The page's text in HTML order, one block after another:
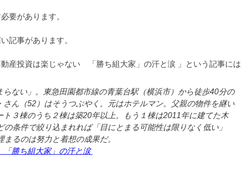
要があります。
記事があります。
産投資は楽じゃない 「勝ち組大家」の汗と涙 」という記事には
らない」。東急田園都市線の青葉台駅（横浜市）から徒歩40分の
ん（52）はそうつぶやく。元はホテルマン。父親の物件を継い
ト３棟のうち２棟は築20年以上。もう１棟は2011年に建てた木
条件で絞り込まれれば「目にとまる可能性は限りなく低い」
まるのは努力と着想の成果だ。
勝ち組大家」の汗と涙